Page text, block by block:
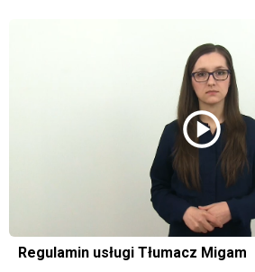
play_circle
Regulamin usługi Tłumacz Migam